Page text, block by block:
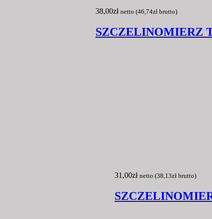
38,00zł netto (46,74zł brutto)
SZCZELINOMIERZ
31,00zł netto (38,13zł brutto)